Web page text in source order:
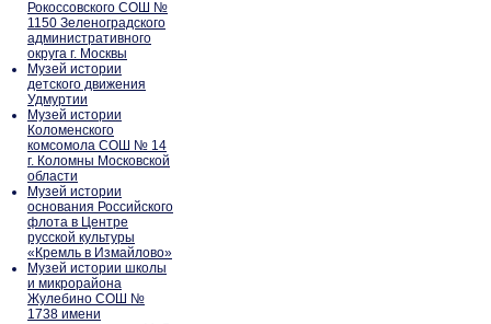
Рокоссовского СОШ №
1150 Зеленоградского
административного
округа г. Москвы
Музей истории
детского движения
Удмуртии
Музей истории
Коломенского
комсомола СОШ № 14
г. Коломны Московской
области
Музей истории
основания Российского
флота в Центре
русской культуры
«Кремль в Измайлово»
Музей истории школы
и микрорайона
Жулебино СОШ №
1738 имени